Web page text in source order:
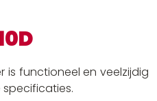
is functioneel en veelzijdig
specificaties.